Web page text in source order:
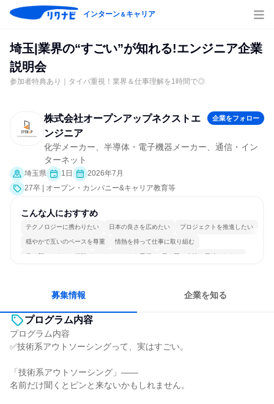
インターン＆キャリア
埼玉|業界の“すごい”が知れる!エンジニア企業
説明会
参加者特典あり｜タイパ重視！業界＆仕事理解を1時間で◎
株式会社オープンアップネクストエ
ンジニア
企業をフォロー
化学メーカー、半導体・電子機器メーカー、通信・イン
ターネット
埼玉県 1日
2026年7月
27卒 | オープン・カンパニー&キャリア教育等
こんな人におすすめ
テクノロジーに携わりたい 日本の良さを広めたい プロジェクトを推進したい
穏やかで互いのペースを尊重 情熱を持って仕事に取り組む
常に新しいものに挑戦 チームワークを重視 長く同じ会社に居続けられる
募集情報 企業を知る
プログラム内容
プログラム内容
✅技術系アウトソーシングって、実はすごい。
「技術系アウトソーシング」――
名前だけ聞くとピンと来ないかもしれません。